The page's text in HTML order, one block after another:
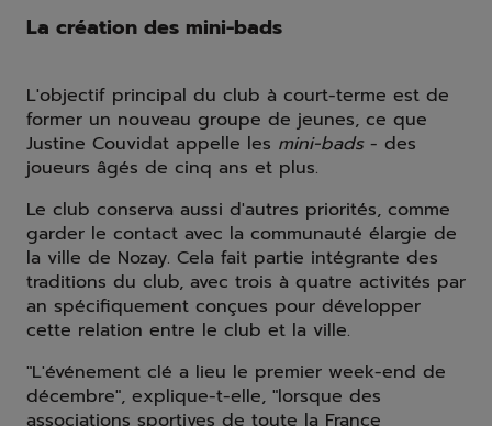
La création des mini-bads
L'objectif principal du club à court-terme est de
former un nouveau groupe de jeunes, ce que
Justine Couvidat appelle les mini-bads- des
joueurs âgés de cinq ans et plus.
Le club conserva aussi d'autres priorités, comme
garder le contact avec la communauté élargie de
la ville de Nozay. Cela fait partie intégrante des
traditions du club, avec trois à quatre activités par
an spécifiquement conçues pour développer
cette relation entre le club et la ville.
"L'événement clé a lieu le premier week-end de
décembre", explique-t-elle, "lorsque des